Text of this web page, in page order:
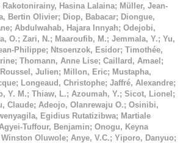
Rakotonirainy, Hasina Lalaina; Müller, Jean-
Bertin Olivier; Diop, Babacar; Diongue,
; Abdulwahab, Hajara Innyah; Odejobi,
O.; Zari, N.; Maaroufib, M.; Jemmala, Y.; Yu,
Philippe; Ntsoenzok, Esidor; Timothée,
; Thomann, Anne Lise; Caillard, Amael ;
Roussel, Julien; Millon, Eric; Mustapha,
; Longeaud, Christophe; Jaffré, Alexandre;
Y. M.; Thiaw, L.; Azoumah, Y.; Sicot, Lionel ;
Claude; Adeojo, Olanrewaju O.; Osinibi,
Egidius Rutatizibwa; Martiale
Tuffour, Benjamin; Onogu, Keyna
Oluwole; Anye, V.C.; Yiporo, Danyuo;